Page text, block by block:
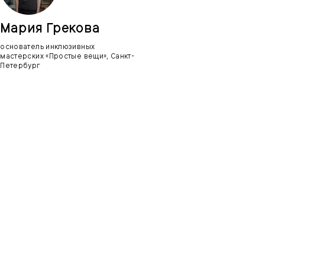
Мария Грекова
основатель инклюзивных
мастерских «Простые вещи», Санкт-
Петербург